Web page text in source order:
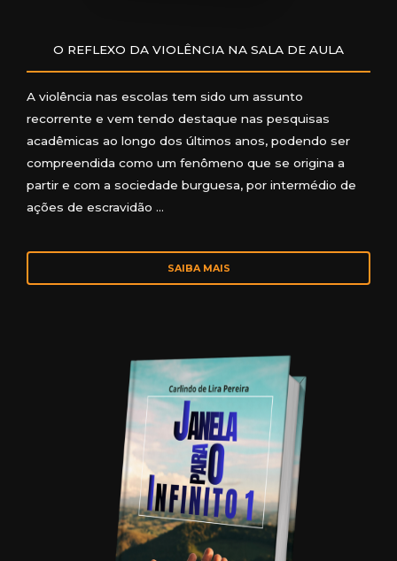
O REFLEXO DA VIOLÊNCIA NA SALA DE AULA
A violência nas escolas tem sido um assunto
recorrente e vem tendo destaque nas pesquisas
acadêmicas ao longo dos últimos anos, podendo ser
compreendida como um fenômeno que se origina a
partir e com a sociedade burguesa, por intermédio de
ações de escravidão …
SAIBA MAIS